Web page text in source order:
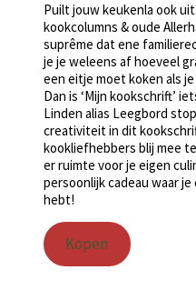
Puilt jouw keukenla ook
kookcolumns & oude
suprême dat ene
je je weleens af hoeveel
een eitje moet koken als
Dan is ‘Mijn kookschrift’
Linden alias Leegbord
creativiteit in dit
kookliefhebbers blij mee
er ruimte voor je eigen
persoonlijk cadeau waar
hebt!
Kopen